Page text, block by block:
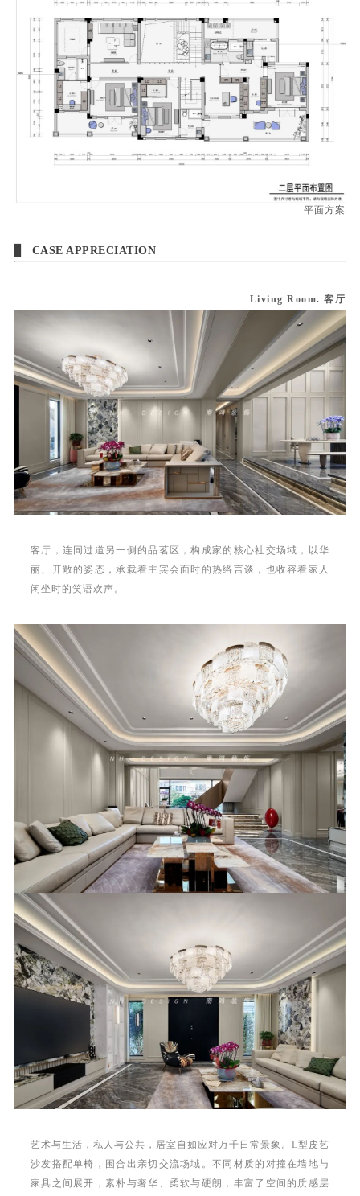
平面方案
CASE APPRECIATION
Living Room. 客厅
客厅，连同过道另一侧的品茗区，构成家的核心社交场域，以华
丽、开敞的姿态，承载着主宾会面时的热络言谈，也收容着家人
闲坐时的笑语欢声。
艺术与生活，私人与公共，居室自如应对万千日常景象。L型皮艺
沙发搭配单椅，围合出亲切交流场域。不同材质的对撞在墙地与
家具之间展开，素朴与奢华、柔软与硬朗，丰富了空间的质感层